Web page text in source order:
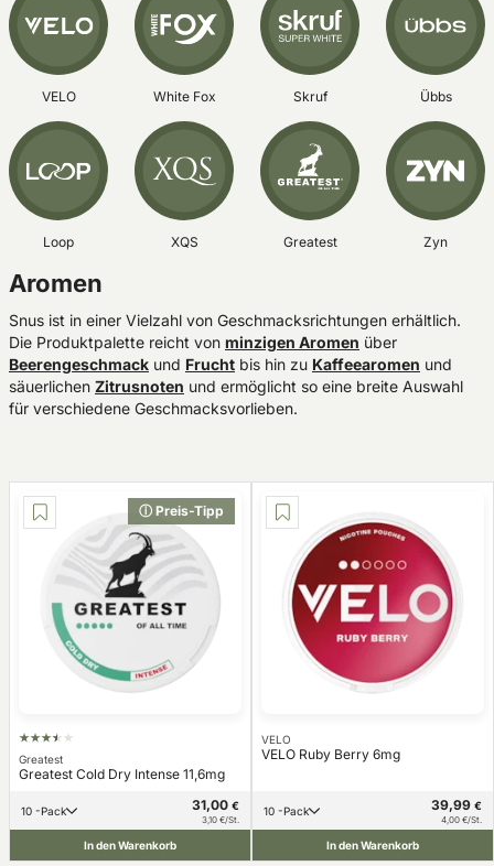
VELO White Fox Skruf Übbs
Loop XQS Greatest Zyn
Aromen
Snus ist in einer Vielzahl von Geschmacksrichtungen erhältlich.
Die Produktpalette reicht von minzigen Aromen über
Beerengeschmack und Frucht bis hin zu Kaffeearomen und
säuerlichen Zitrusnoten und ermöglicht so eine breite Auswahl
für verschiedene Geschmacksvorlieben.
ⓘ Preis-Tipp
Greatest
Greatest Cold Dry Intense 11,6mg
10 -Pack 31,00 €
3,10 €/St.
In den Warenkorb
VELO
VELO Ruby Berry 6mg
10 -Pack 39,99 €
4,00 €/St.
In den Warenkorb